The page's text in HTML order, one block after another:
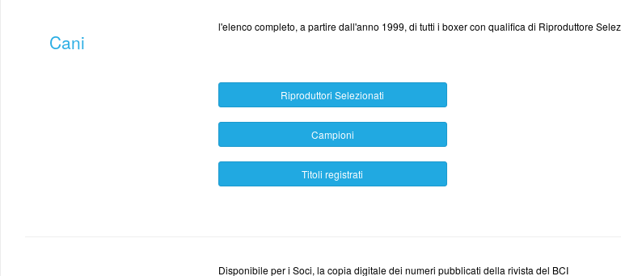
Cani
l'elenco completo, a partire dall'anno 1999, di tutti i boxer con qualifica di Riproduttore
Riproduttori Selezionati
Campioni
Titoli registrati
Disponibile per i Soci, la copia digitale dei numeri pubblicati della rivista del BCI